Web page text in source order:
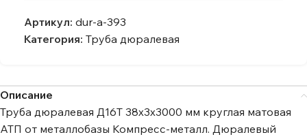
Артикул: dur-a-393
Категория: Труба дюралевая
Описание
Труба дюралевая Д16Т 38х3х3000 мм круглая матовая
АТП от металлобазы Компресс-металл. Дюралевый